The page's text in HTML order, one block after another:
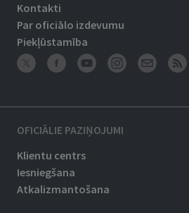
Kontakti
Par oficiālo izdevumu
Piekļūstamība
OFICIĀLIE PAZIŅOJUMI
Klientu centrs
Iesniegšana
Atkalizmantošana